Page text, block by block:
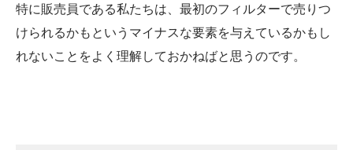
特に販売員である私たちは、最初のフィルターで売りつ
けられるかもというマイナスな要素を与えているかもし
れないことをよく理解しておかねばと思うのです。